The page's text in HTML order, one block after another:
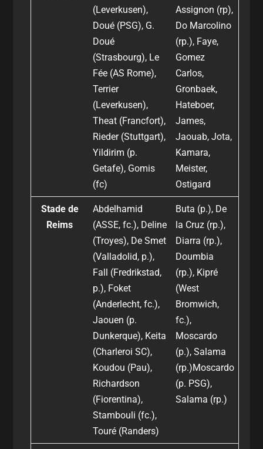
(Leverkusen),
Doué (PSG), G.
Doué
(Strasbourg), Le
Fée (AS Rome),
Terrier
(Leverkusen),
Theat (Francfort),
Rieder (Stuttgart),
Yildirim (p.
Getafe), Gomis
(fc)
Assignon (rp),
Do Marcolino
(rp.), Faye,
Gomez
Carlos,
Gronbaek,
Hateboer,
James,
Jaouab, Jota,
Kamara,
Meister,
Ostigard
Stade de
Reims
Abdelhamid
(ASSE, fc.), Deline
(Troyes), De Smet
(Valladolid, p.),
Fall (Fredrikstad,
p.), Foket
(Anderlecht, fc.),
Jaouen (p.
Dunkerque), Keita
(Charleroi SC),
Koudou (Pau),
Richardson
(Fiorentina),
Stambouli (fc.),
Touré (Randers)
Buta (p.), De
la Cruz (rp.),
Diarra (rp.),
Doumbia
(rp.), Kipré
(West
Bromwich,
fc.),
Moscardo
(p.), Salama
(rp.)Moscardo
(p. PSG),
Salama (rp.)